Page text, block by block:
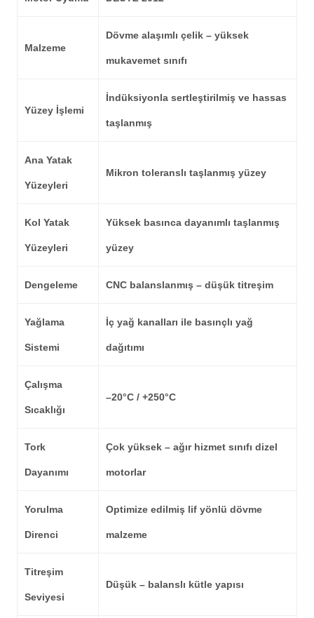
Malzeme
Dövme alaşımlı çelik – yüksek
mukavemet sınıfı
Yüzey İşlemi
İndüksiyonla sertleştirilmiş ve hassas
taşlanmış
Ana Yatak
Yüzeyleri
Mikron toleranslı taşlanmış yüzey
Kol Yatak
Yüzeyleri
Yüksek basınca dayanımlı taşlanmış
yüzey
Dengeleme CNC balanslanmış – düşük titreşim
Yağlama
Sistemi
İç yağ kanalları ile basınçlı yağ
dağıtımı
Çalışma
Sıcaklığı
–20°C / +250°C
Tork
Dayanımı
Çok yüksek – ağır hizmet sınıfı dizel
motorlar
Yorulma
Direnci
Optimize edilmiş lif yönlü dövme
malzeme
Titreşim
Seviyesi
Düşük – balanslı kütle yapısı